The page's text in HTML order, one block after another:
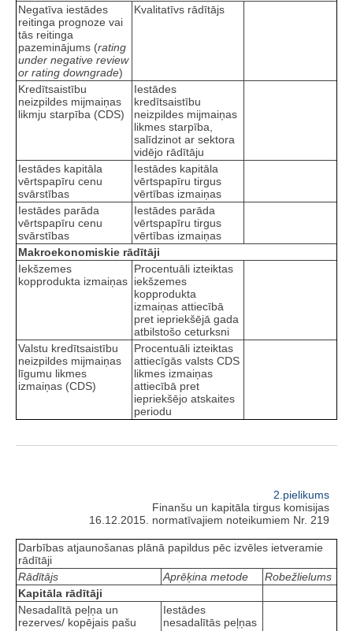
Negatīva iestādes
reitinga prognoze vai
tās reitinga
pazeminājums (rating
under negative review
or rating downgrade)
Kvalitatīvs rādītājs
Kredītsaistību
neizpildes mijmaiņas
likmju starpība (CDS)
Iestādes
kredītsaistību
neizpildes mijmaiņas
likmes starpība,
salīdzinot ar sektora
vidējo rādītāju
Iestādes kapitāla
vērtspapīru cenu
svārstības
Iestādes kapitāla
vērtspapīru tirgus
vērtības izmaiņas
Iestādes parāda
vērtspapīru cenu
svārstības
Iestādes parāda
vērtspapīru tirgus
vērtības izmaiņas
Makroekonomiskie rādītāji
Iekšzemes
kopprodukta izmaiņas
Procentuāli izteiktas
iekšzemes
kopprodukta
izmaiņas attiecībā
pret iepriekšējā gada
atbilstošo ceturksni
Valstu kredītsaistību
neizpildes mijmaiņas
līgumu likmes
izmaiņas (CDS)
Procentuāli izteiktas
attiecīgās valsts CDS
likmes izmaiņas
attiecībā pret
iepriekšējo atskaites
periodu
2.pielikums
Finanšu un kapitāla tirgus komisijas
16.12.2015. normatīvajiem noteikumiem Nr. 219
Darbības atjaunošanas plānā papildus pēc izvēles ietveramie
rādītāji
Rādītājs
Aprēķina metode
Robežlielums
Kapitāla rādītāji
Nesadalītā peļņa un
rezerves/ kopējais pašu
Iestādes
nesadalītās peļņas